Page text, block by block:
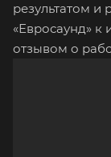
результатом
«Евросаунд»
отзывом о